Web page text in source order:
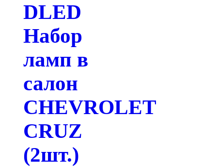
DLED
Набор
ламп в
салон
CHEVROLET
CRUZ
(2шт.)